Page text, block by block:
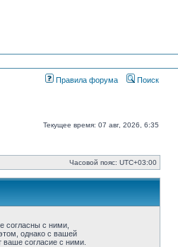
Правила форума Поиск
Текущее время: 07 авг, 2026, 6:35
Часовой пояс: UTC+03:00
согласны с ними,
однако с вашей
ваше согласие с ними.